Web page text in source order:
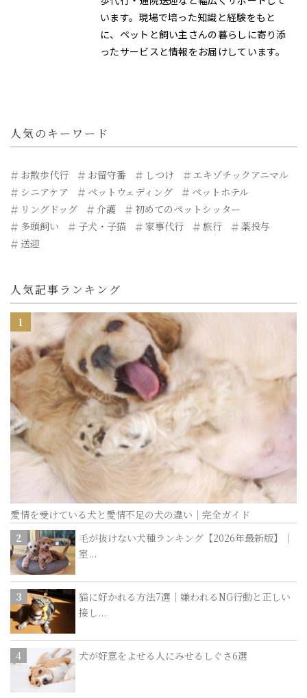
います。現場で培った知識と経験をもと
に、ペットと飼い主さんの暮らしに寄り添
ったサービスと情報をお届けしています。
人気のキーワード
お散歩代行 お留守番 しつけ
エキゾチックアニマル
シニアケア
ペットウェディング
ペットホテル
リングドッグ
介護
初めてのペットシッター
多頭飼い
子犬・子猫 家事代行 旅行
薬投与
送迎
人気記事ランキング
愛情を受けている犬と愛情不足の犬の違い｜完全ガイド
毛が抜けない犬種ランキング【2026年最新版】｜
室...
猫に好かれる方法7選｜嫌われるNG行動と正しい
接し...
犬が好意をよせる人にみせるしぐさ6選